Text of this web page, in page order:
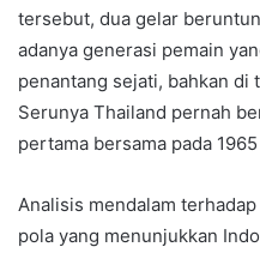
tersebut, dua gelar
adanya generasi pemain
penantang sejati, bahkan di
Serunya Thailand pernah
pertama bersama pada
Analisis mendalam
pola yang menunjukkan